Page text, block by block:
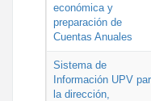
económica y
preparación de
Cuentas Anuales
Sistema de
Información UPV
la dirección,